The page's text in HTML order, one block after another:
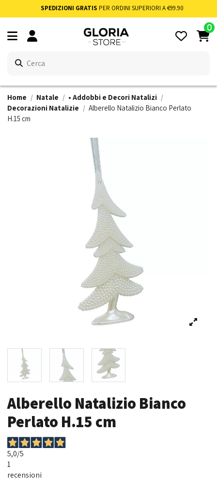
SPEDIZIONI GRATIS PER ORDINI SUPERIORI A €99.90
0
Home Natale
• Addobbi e Decori Natalizi
Decorazioni Natalizie
Alberello Natalizio Bianco Perlato
H.15 cm
Alberello Natalizio Bianco
Perlato H.15 cm
5,0/5
1
recensioni